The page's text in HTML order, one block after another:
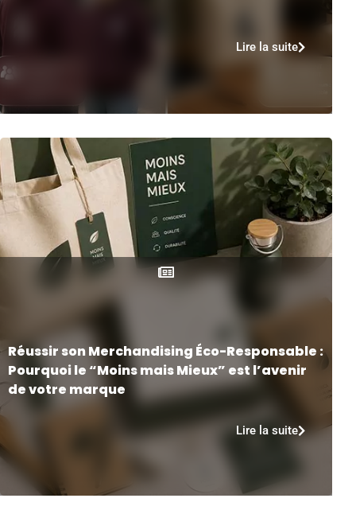
Lire la suite
Réussir son Merchandising Éco-Responsable :
Pourquoi le “Moins mais Mieux” est l’avenir
de votre marque
Lire la suite